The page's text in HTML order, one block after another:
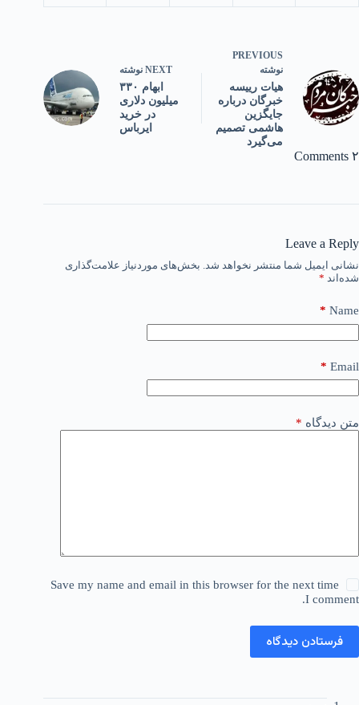
PREVIOUS
نوشته
هیات رییسه
خبرگان درباره
جایگزین
هاشمی تصمیم
می‌گیرد
NEXT نوشته
ابهام ۳۳۰
میلیون دلاری
در خرید
ایرباس
۲ Comments
Leave a Reply
نشانی ایمیل شما منتشر نخواهد شد. بخش‌های موردنیاز علامت‌گذاری
شده‌اند *
Name
*
Email
*
متن دیدگاه *
Save my name and email in this browser for the next time
I comment.
فرستادن دیدگاه